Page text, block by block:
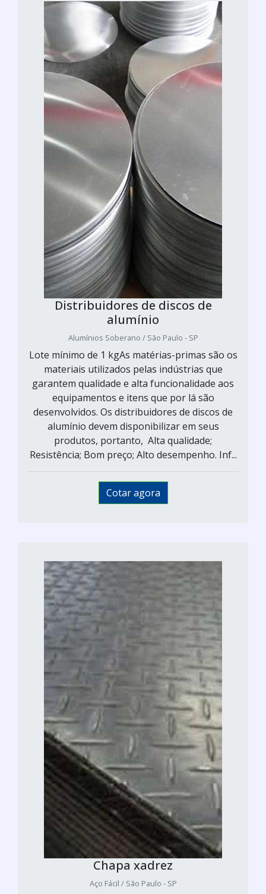
Distribuidores de discos de
alumínio
Alumínios Soberano / São Paulo - SP
Lote mínimo de 1 kgAs matérias-primas são os
materiais utilizados pelas indústrias que
garantem qualidade e alta funcionalidade aos
equipamentos e itens que por lá são
desenvolvidos. Os distribuidores de discos de
alumínio devem disponibilizar em seus
produtos, portanto, Alta qualidade;
Resistência; Bom preço; Alto desempenho. Inf...
Cotar agora
Chapa xadrez
Aço Fácil / São Paulo - SP